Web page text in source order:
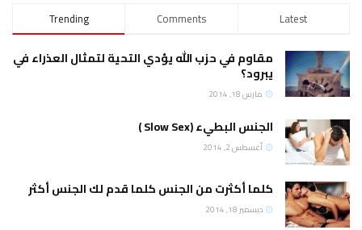
Trending Comments Latest
مقاوم في حزب الله يؤدي التحية لتمثال العذراء في
يبرود؟
مارس 18, 2014
الجنس البطيء (Slow Sex )
أغسطس 2, 2014
كلما أكثرت من الجنس كلما قدم لك الجنس أكثر
ديسمبر 18, 2014